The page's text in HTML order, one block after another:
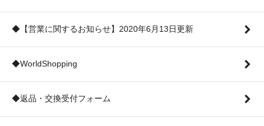
◆【営業に関するお知らせ】2020年6月13日更新
◆WorldShopping
◆返品・交換受付フォーム